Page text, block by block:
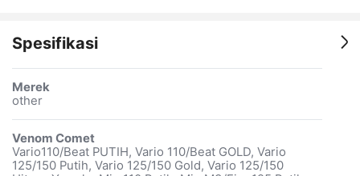
Spesifikasi
Merek
other
Venom Comet
Vario110/Beat PUTIH, Vario 110/Beat GOLD, Vario
125/150 Putih, Vario 125/150 Gold, Vario 125/150